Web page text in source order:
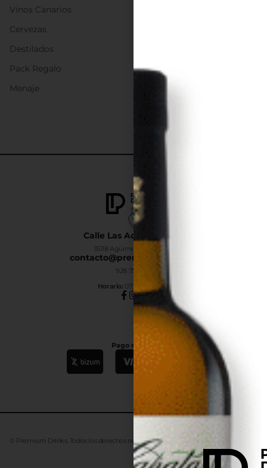
Calle Las Adelfas Nº6-B
35118 Agüimes, Las Palmas
contacto@premiumdrinks.es
928 754 363
Horario: 07:00h a 15:00h
Pago seguro
Vinos Canarios
Cervezas
Destilados
Pack Regalo
Menaje
© Premium Drinks. Todos los derechos reservados. Desarrollado Advanze